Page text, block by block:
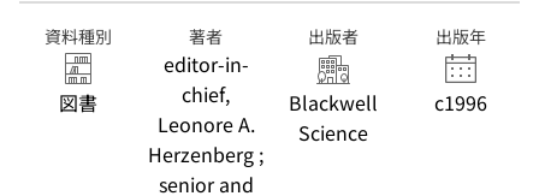
資料種別
図書
著者
editor-in-
chief,
Leonore A.
Herzenberg ;
senior and
出版者
Blackwell
Science
出版年
c1996